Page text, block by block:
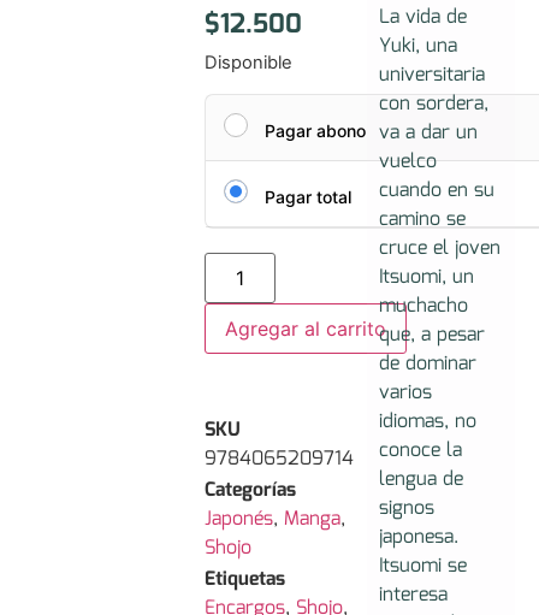
$12.500
Disponible
Pagar abono
Pagar total
Agregar al carrito
SKU
9784065209714
Categorías
Japonés, Manga,
Shojo
Etiquetas
Encargos, Shojo,
La vida de
Yuki, una
universitaria
con sordera,
va a dar un
vuelco
cuando en su
camino se
cruce el joven
Itsuomi, un
muchacho
que, a pesar
de dominar
varios
idiomas, no
conoce la
lengua de
signos
japonesa.
Itsuomi se
interesa